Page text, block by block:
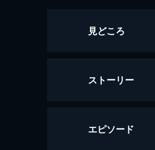
見どころ
ストーリー
エピソード